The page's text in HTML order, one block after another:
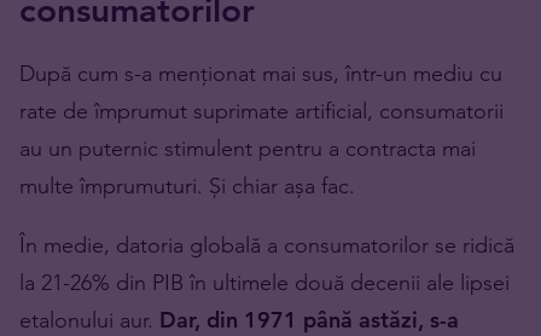
consumatorilor
După cum s-a menționat mai sus, într-un mediu cu
rate de împrumut suprimate artificial, consumatorii
au un puternic stimulent pentru a contracta mai
multe împrumuturi. Și chiar așa fac.
În medie, datoria globală a consumatorilor se ridică
la 21-26% din PIB în ultimele două decenii ale lipsei
etalonului aur. Dar, din 1971 până astăzi, s-a